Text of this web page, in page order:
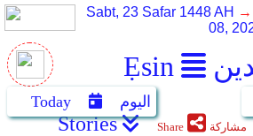
Ẹsin
Sabt, 23 Safar 1448 AH
08,
Today اليوم
Stories Share مشاركة